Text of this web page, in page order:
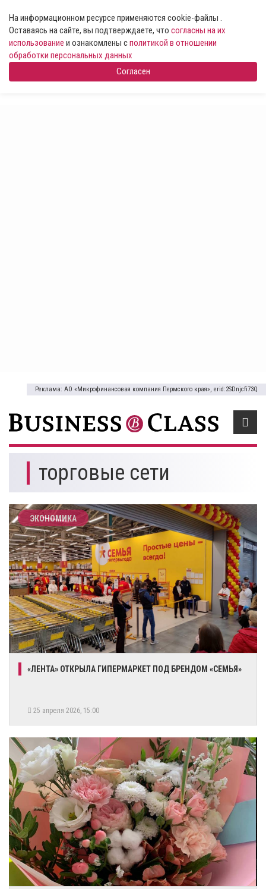
На информационном ресурсе применяются cookie-файлы .
Оставаясь на сайте, вы подтверждаете, что согласны на их
использование и ознакомлены сполитикой в отношении
обработки персональных данных
Согласен
Реклама: АО «Микрофинансовая компания Пермского края», erid:2SDnjcfi73Q
торговые сети
ЭКОНОМИКА
​«ЛЕНТА» ОТКРЫЛА ГИПЕРМАРКЕТ ПОД БРЕНДОМ «СЕМЬЯ»
25 апреля 2026, 15:00